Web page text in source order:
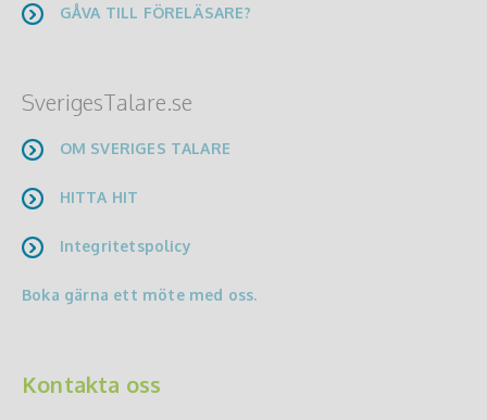
GÅVA TILL FÖRELÄSARE?
SverigesTalare.se
OM SVERIGES TALARE
HITTA HIT
Integritetspolicy
Boka gärna ett möte med oss.
Kontakta oss